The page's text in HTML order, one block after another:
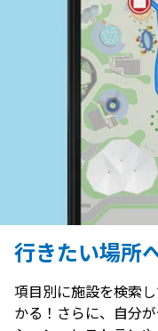
行きたい場所
項目別に施設を検索
かる！さらに、自分